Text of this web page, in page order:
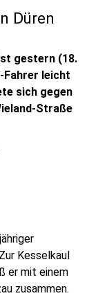
Düren
gestern (18.
Fahrer leicht
sich gegen
Straße
Kesselkaul
er mit einem
zusammen.